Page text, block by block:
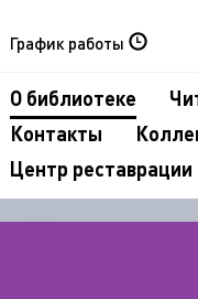
График работы
О библиотеке
Контакты
Центр реставрации